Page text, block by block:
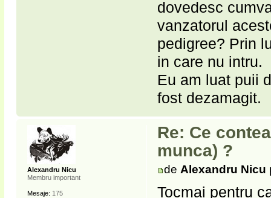
dovedesc
vanzatorul
pedigree? Prin
in care nu intru.
Eu am luat puii
fost dezamagit.
Re: Ce
munca) ?
de Alexandru Nicu
Tocmai pentru
Alexandru Nicu
Membru important
Mesaje: 175